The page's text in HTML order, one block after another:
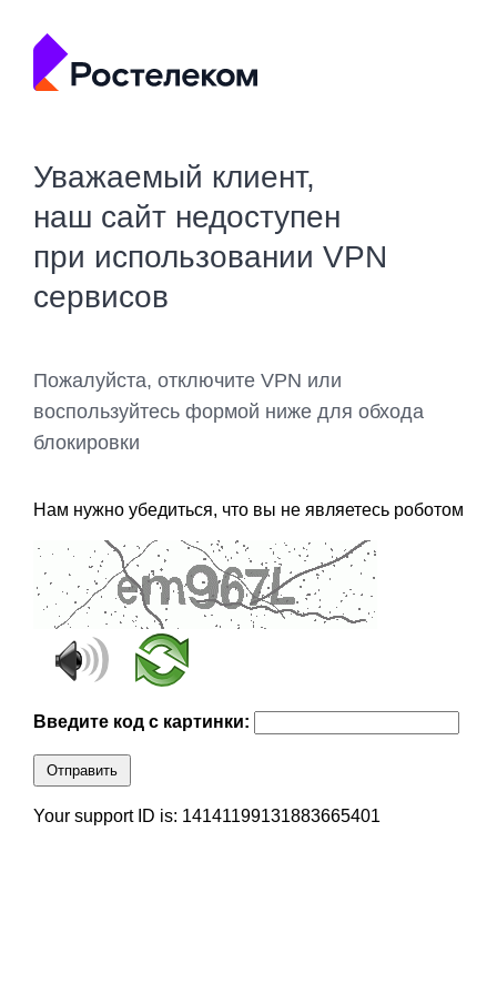
Уважаемый клиент,
наш сайт недоступен
при использовании VPN
сервисов
Пожалуйста, отключите VPN или
воспользуйтесь формой ниже для обхода
блокировки
Нам нужно убедиться, что вы не являетесь роботом
Введите код с картинки:
Отправить
Your support ID is: 14141199131883665401